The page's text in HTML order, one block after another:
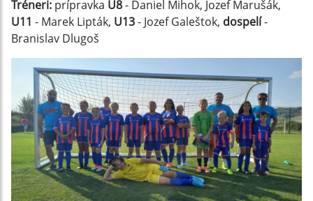
Tréneri: prípravka U8- Daniel Mihok, Jozef Marušák,
U11 - Marek Lipták, U13- Jozef Galeštok, dospelí-
Branislav Dlugoš